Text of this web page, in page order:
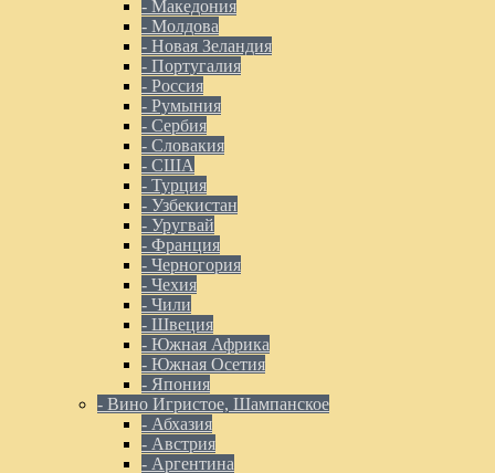
- Македония
- Молдова
- Новая Зеландия
- Португалия
- Россия
- Румыния
- Сербия
- Словакия
- США
- Турция
- Узбекистан
- Уругвай
- Франция
- Черногория
- Чехия
- Чили
- Швеция
- Южная Африка
- Южная Осетия
- Япония
- Вино Игристое, Шампанское
- Абхазия
- Австрия
- Аргентина